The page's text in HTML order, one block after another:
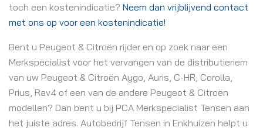
toch een kostenindicatie? Neem dan vrijblijvend contact
met ons op voor een kostenindicatie!
Bent u Peugeot & Citroën rijder en op zoek naar een
Merkspecialist voor het vervangen van de distributieriem
van uw Peugeot & Citroën Aygo, Auris, C-HR, Corolla,
Prius, Rav4 of een van de andere Peugeot & Citroën
modellen? Dan bent u bij PCA Merkspecialist Tensen aan
het juiste adres. Autobedrijf Tensen in Enkhuizen helpt u